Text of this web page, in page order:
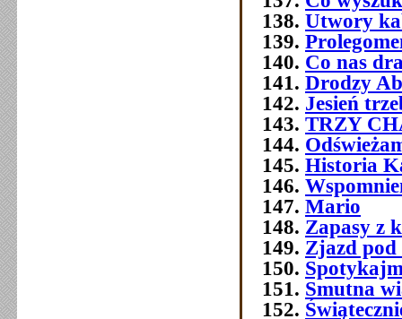
Utwory
Co nas
Drodzy
Jesień
TRZY
Historia
Mario
Zapasy z
Zjazd
Smutna